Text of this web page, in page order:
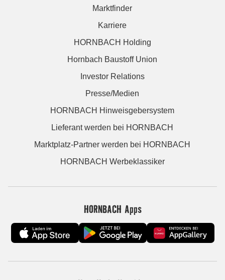
Marktfinder
Karriere
HORNBACH Holding
Hornbach Baustoff Union
Investor Relations
Presse/Medien
HORNBACH Hinweisgebersystem
Lieferant werden bei HORNBACH
Marktplatz-Partner werden bei HORNBACH
HORNBACH Werbeklassiker
HORNBACH Apps